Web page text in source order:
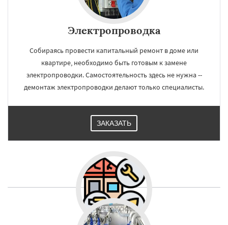
Электропроводка
Собираясь провести капитальный ремонт в доме или
квартире, необходимо быть готовым к замене
электропроводки. Самостоятельность здесь не нужна --
демонтаж электропроводки делают только специалисты.
ЗАКАЗАТЬ